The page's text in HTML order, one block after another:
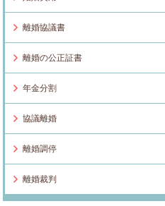
離婚協議書
離婚の公正証書
年金分割
協議離婚
離婚調停
離婚裁判